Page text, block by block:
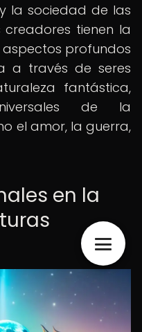
la sociedad de las
tienen la
profundos
a través de seres
fantástica,
de la
el amor, la guerra,
en la